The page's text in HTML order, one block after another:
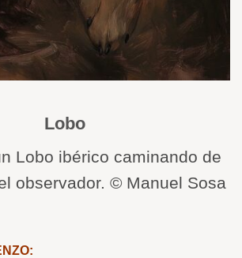
Lobo
Lobo ibérico caminando de
observador. © Manuel Sosa